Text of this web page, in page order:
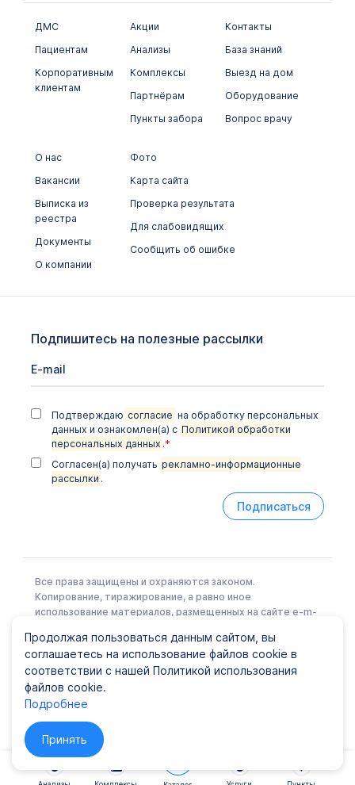
Уреаплазмоз (уреаплазмы)
Хеликобактерная инфекция (хеликобактер)
Хламидийная инфекция, хламидиоз
(цитомегаловирус, ЦМВ)
Бактериальные инфекции
Гистологические исследования
Иммунологическое исследование
Лекарственный мониторинг
Микробиологические исследования
микроэлементы
Общеклинические исследования
Онкомаркеры
Химико-токсикологические исследования
Цитологические исследования
ДМС
Пациентам
Корпоративным
клиентам
Акции
Анализы
Комплексы
Партнёрам
Пункты забора
Контакты
База знаний
Выезд на дом
Оборудование
Вопрос врачу
О нас
Вакансии
Выписка из
реестра
Документы
О компании
Фото
Карта сайта
Проверка результата
Для слабовидящих
Сообщить об ошибке
Подпишитесь на полезные рассылки
Подтверждаю согласие на обработку персональных
данных и ознакомлен(а) с Политикой обработки
персональных данных .*
Согласен(а) получать рекламно-информационные
рассылки .
Подписаться
Все права защищены и охраняются законом.
Копирование, тиражирование, а равно иное
использование материалов, размещенных на сайте e-m-
Правообладателя.
Политика конфиденциальности
© ООО EML, 2022 Лицензия № Л041-01148-78/00337441
от 25 июня 2019 г., ООО "ЕМЛ"
Продолжая пользоваться данным сайтом, вы
соглашаетесь на использование файлов cookie в
соответствии с нашей Политикой использования
файлов cookie.
Подробнее
Принять